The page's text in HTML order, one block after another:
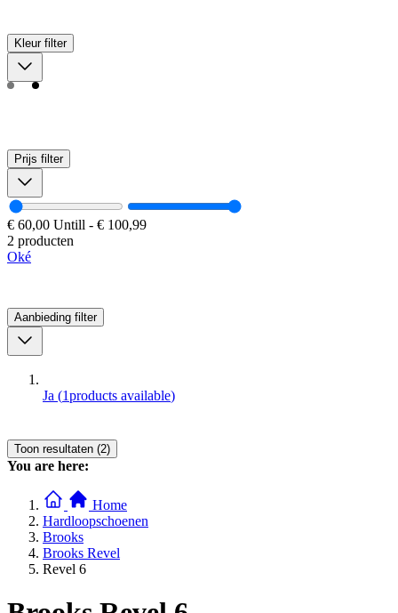
Kleur filter
Prijs filter
€ 60,00 Untill - € 100,99
2 producten
Oké
Aanbieding filter
Ja (1products available)
Toon resultaten (2)
You are here:
Home
Hardloopschoenen
Brooks
Brooks Revel
Revel 6